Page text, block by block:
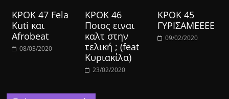
ΚΡΟΚ 47 Fela
Kuti και
Afrobeat
08/03/2020
ΚΡΟΚ 46
Ποιος ειναι
καλτ στην
τελική ; (feat
Κυριακίλα)
23/02/2020
ΚΡΟΚ 45
ΓΥΡΙΣΑΜΕΕΕΕ
09/02/2020